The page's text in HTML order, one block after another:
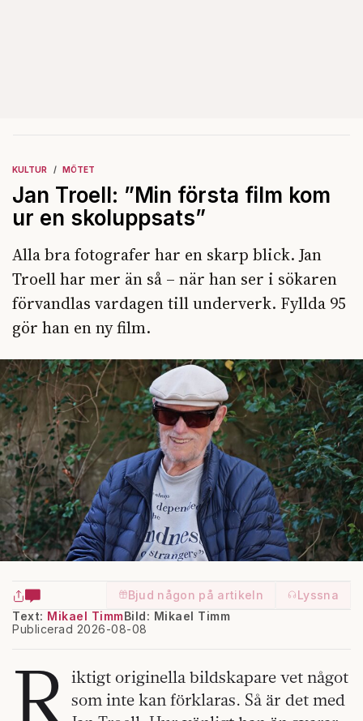
KULTUR MÖTET
Jan Troell: ”Min första film kom
ur en skoluppsats”
Alla bra fotografer har en skarp blick. Jan
Troell har mer än så – när han ser i sökaren
förvandlas vardagen till underverk. Fyllda 95
gör han en ny film.
Bjud någon på artikeln
Lyssna
Text: Mikael Timm
Publicerad 2026-08-08
Bild: Mikael Timm
R
iktigt originella bildskapare vet något
som inte kan förklaras. Så är det med